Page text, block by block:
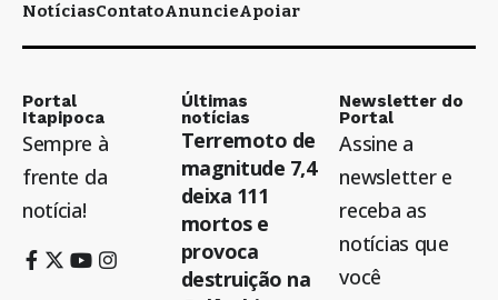
NotíciasContatoAnuncieApoiar
Portal
Itapipoca
Sempre à
frente da
notícia!
Últimas
notícias
Terremoto de
magnitude 7,4
deixa 111
mortos e
provoca
destruição na
Newsletter do
Portal
Assine a
newsletter e
receba as
notícias que
você